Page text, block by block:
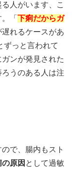
る人がいます、こ
「
下痢だからガ
遅れるケースがあ
ずっと言われて
ンが発見された
うのある人は注
で、腸内もスト
原因 として過敏